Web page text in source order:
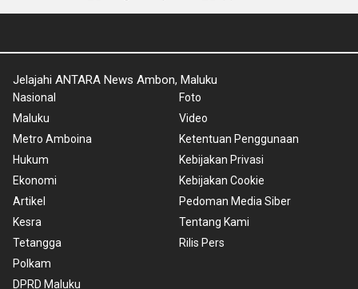
Jelajahi ANTARA News Ambon, Maluku
Nasional
Maluku
Metro Amboina
Hukum
Ekonomi
Artikel
Kesra
Tetangga
Polkam
DPRD Maluku
Foto
Video
Ketentuan Penggunaan
Kebijakan Privasi
Kebijakan Cookie
Pedoman Media Siber
Tentang Kami
Rilis Pers